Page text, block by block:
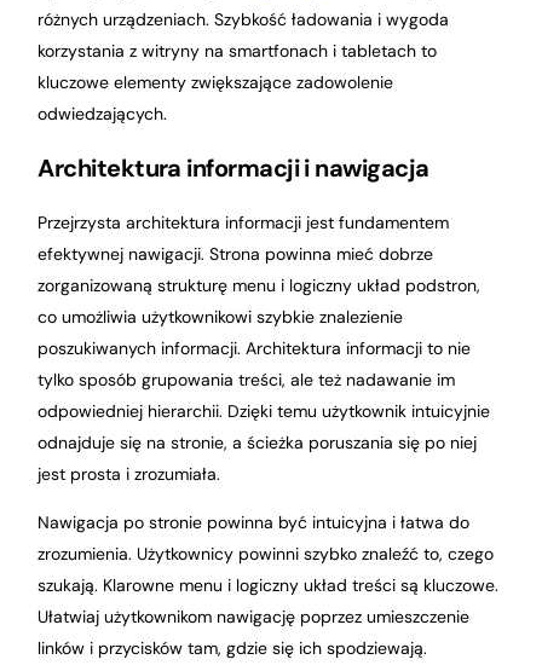
różnych urządzeniach. Szybkość ładowania i wygoda
korzystania z witryny na smartfonach i tabletach to
kluczowe elementy zwiększające zadowolenie
odwiedzających.
Architektura informacji i nawigacja
Przejrzysta architektura informacji jest fundamentem
efektywnej nawigacji. Strona powinna mieć dobrze
zorganizowaną strukturę menu i logiczny układ podstron,
co umożliwia użytkownikowi szybkie znalezienie
poszukiwanych informacji. Architektura informacji to nie
tylko sposób grupowania treści, ale też nadawanie im
odpowiedniej hierarchii. Dzięki temu użytkownik intuicyjnie
odnajduje się na stronie, a ścieżka poruszania się po niej
jest prosta i zrozumiała.
Nawigacja po stronie powinna być intuicyjna i łatwa do
zrozumienia. Użytkownicy powinni szybko znaleźć to, czego
szukają. Klarowne menu i logiczny układ treści są kluczowe.
Ułatwiaj użytkownikom nawigację poprzez umieszczenie
linków i przycisków tam, gdzie się ich spodziewają.